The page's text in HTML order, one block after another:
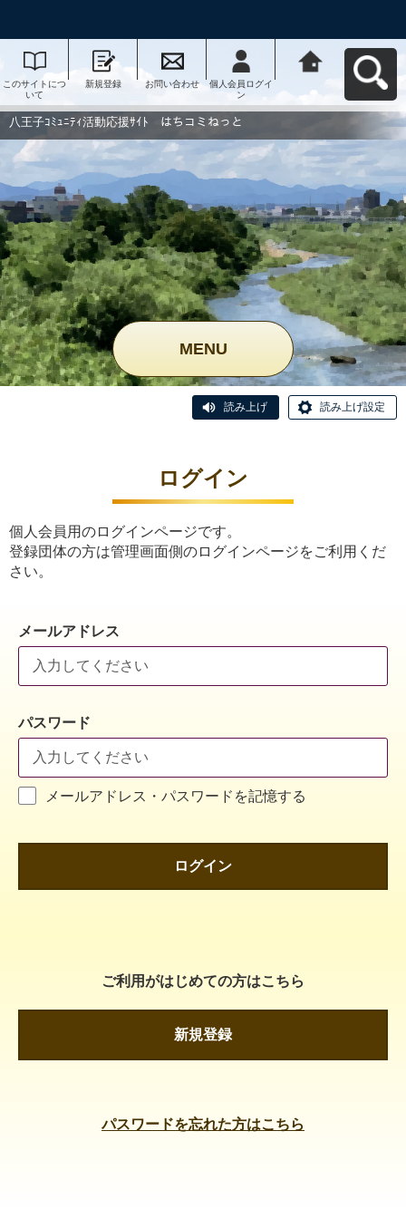
このサイトにつ
いて
新規登録 お問い合わせ
個人会員ログイ
ン
動応援ｻｲﾄ はち
コミねっとへ戻
八王子ｺﾐｭﾆﾃｨ活動応援ｻｲﾄ はちコミねっと
MENU
読み上げ 読み上げ設定
ログイン
個人会員用のログインページです。
登録団体の方は管理画面側のログインページをご利用くだ
さい。
メールアドレス
パスワード
メールアドレス・パスワードを記憶する
ログイン
ご利用がはじめての方はこちら
新規登録
パスワードを忘れた方はこちら